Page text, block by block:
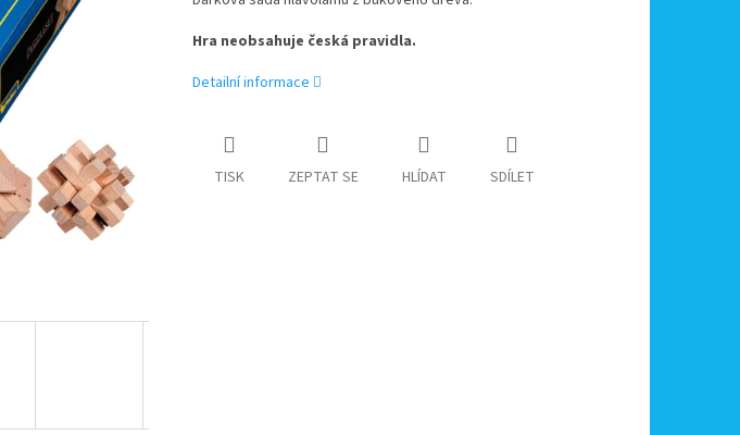
Hra neobsahuje česká pravidla.
Detailní informace
TISK ZEPTAT SE HLÍDAT SDÍLET